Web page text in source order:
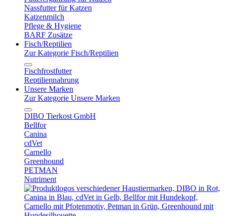
Nassfutter für Katzen
Katzenmilch
Pflege & Hygiene
BARF Zusätze
Fisch/Reptilien
Zur Kategorie Fisch/Reptilien
Fischfrostfutter
Reptiliennahrung
Unsere Marken
Zur Kategorie Unsere Marken
DIBO Tierkost GmbH
Bellfor
Canina
cdVet
Carnello
Greenhound
PETMAN
Nutriment